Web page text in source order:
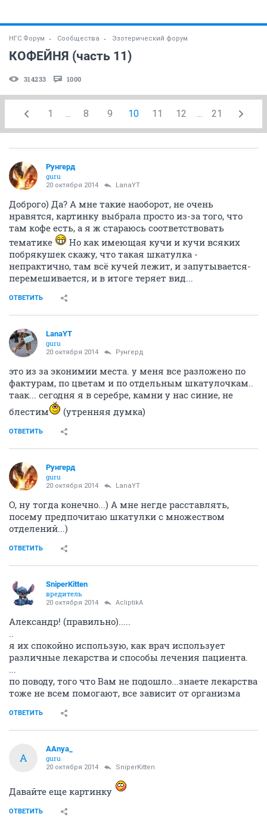
НГС.Форум Сообщества Эзотерический форум
КОФЕЙНЯ (часть 11)
314233 1000
1 8 9 10 11 12 21
Рунгерд
guru
20 октября 2014 LanaYT
Доброго) Да? А мне такие наоборот, не очень
нравятся, картинку выбрала просто из-за того, что
там кофе есть, а я ж стараюсь соответствовать
тематике
Но как имеющая кучи и кучи всяких
побрякушек скажу, что такая шкатулка -
непрактично, там всё кучей лежит, и запутывается-
перемешивается, и в итоге теряет вид...
ОТВЕТИТЬ
LanaYT
guru
20 октября 2014 Рунгерд
это из за эконимии места. у меня все разложено по
фактурам, по цветам и по отдельным шкатулочкам..
таак... сегодня я в серебре, камни у нас синие, не
блестим
(утренняя думка)
ОТВЕТИТЬ
Рунгерд
guru
20 октября 2014 LanaYT
О, ну тогда конечно...) А мне негде расставлять,
посему предпочитаю шкатулки с множеством
отделений...)
ОТВЕТИТЬ
SniperKitten
вредитель
20 октября 2014 AcliptikA
Александр! (правильно).....
..
я их спокойно использую, как врач использует
различные лекарства и способы лечения пациента.
...
по поводу, того что Вам не подошло...знаете лекарства
тоже не всем помогают, все зависит от организма
ОТВЕТИТЬ
A
AAnya_
guru
20 октября 2014 SniperKitten
Давайте еще картинку
ОТВЕТИТЬ